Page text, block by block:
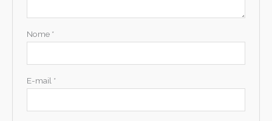
Nome *
E-mail *